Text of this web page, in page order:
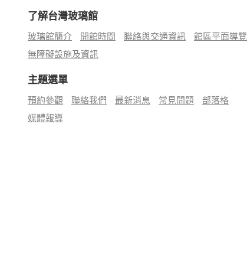
了解台灣玻璃館
玻璃館簡介 開館時間 聯絡與交通資訊
館區平面導覽
無障礙設施及資訊
主題選單
預約參觀 聯絡我們 最新消息 常見問題
部落格
媒體報導